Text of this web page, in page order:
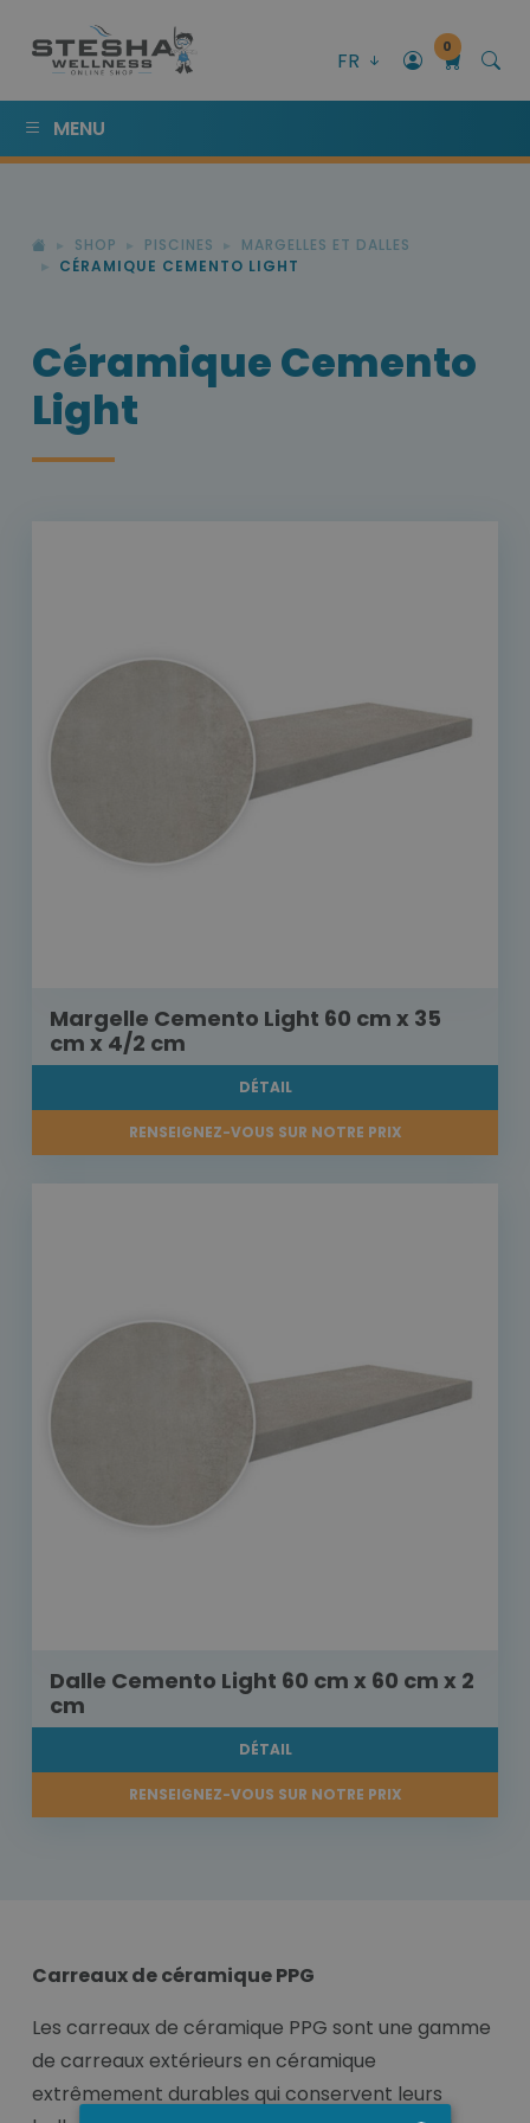
FR
0
MENU
SHOP PISCINES
MARGELLES ET DALLES
CÉRAMIQUE CEMENTO LIGHT
Céramique Cemento
Light
Margelle Cemento Light 60 cm x 35
cm x 4/2 cm
DÉTAIL
RENSEIGNEZ-VOUS SUR NOTRE PRIX
Dalle Cemento Light 60 cm x 60 cm x 2
cm
DÉTAIL
RENSEIGNEZ-VOUS SUR NOTRE PRIX
Carreaux de céramique PPG
Les carreaux de céramique PPG sont une gamme
de carreaux extérieurs en céramique
extrêmement durables qui conservent leurs